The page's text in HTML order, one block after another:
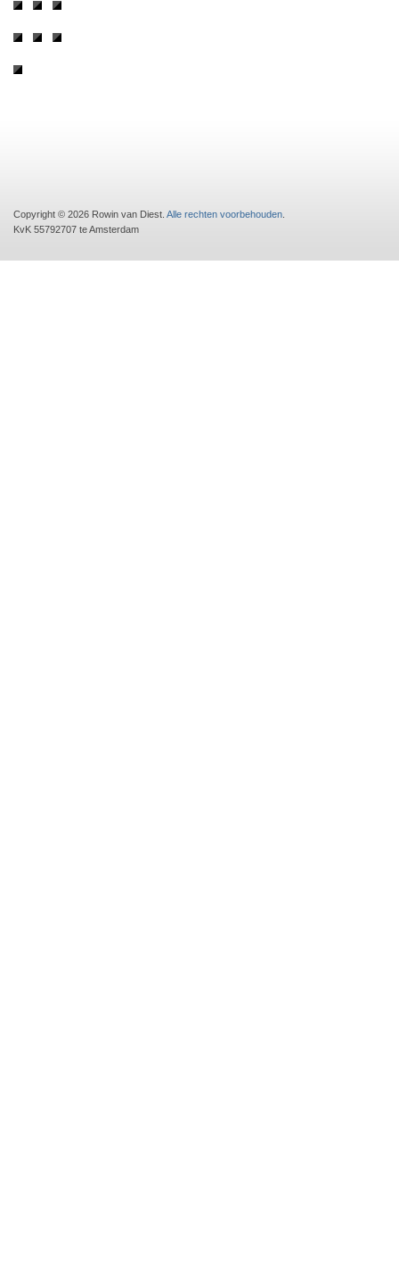
Copyright © 2026 Rowin van Diest. Alle rechten voorbehouden
KvK 55792707 te Amsterdam